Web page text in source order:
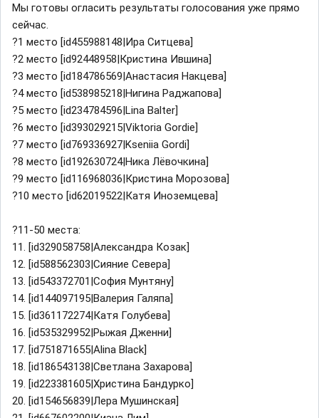
Мы готовы огласить результаты голосования уже прямо
сейчас.
?1 место [id455988148|Ира Ситцева]
?2 место [id92448958|Кристина Ившина]
?3 место [id184786569|Анастасия Накцева]
?4 место [id538985218|Нигина Раджапова]
?5 место [id234784596|Lina Balter]
?6 место [id393029215|Viktoria Gordie]
?7 место [id769336927|Kseniia Gordi]
?8 место [id192630724|Ника Лёвочкина]
?9 место [id116968036|Кристина Морозова]
?10 место [id62019522|Катя Иноземцева]
?11-50 места:
11. [id329058758|Александра Козак]
12. [id588562303|Сияние Севера]
13. [id543372701|София Мунтяну]
14. [id144097195|Валерия Галяпа]
15. [id361172274|Катя Голубева]
16. [id535329952|Рыжая Дженни]
17. [id751871655|Alina Black]
18. [id186543138|Светлана Захарова]
19. [id223381605|Христина Бандурко]
20. [id154656839|Лера Мушинская]